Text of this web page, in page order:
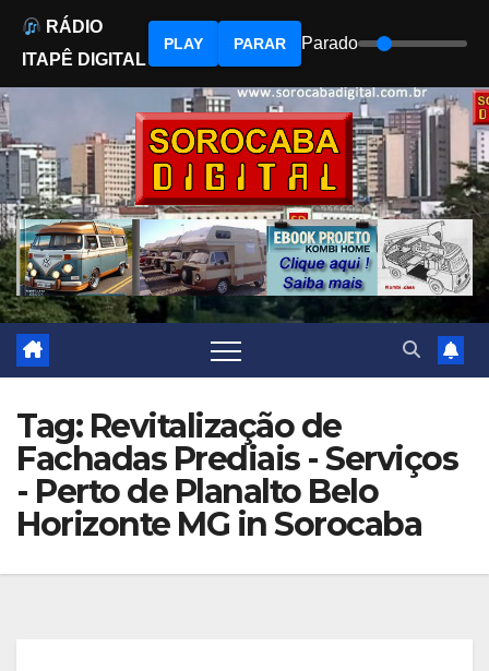
to
content
Tag: Revitalização de
Fachadas Prediais - Serviços
- Perto de Planalto Belo
Horizonte MG in Sorocaba
RÁDIO
ITAPÊ DIGITAL
PLAY PARAR Parado